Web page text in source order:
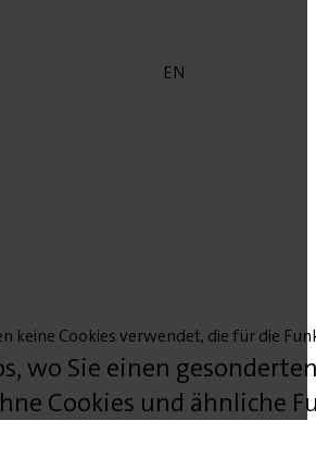
EN
keine Cookies verwendet, die für die
wo Sie einen
Cookies und ähnliche